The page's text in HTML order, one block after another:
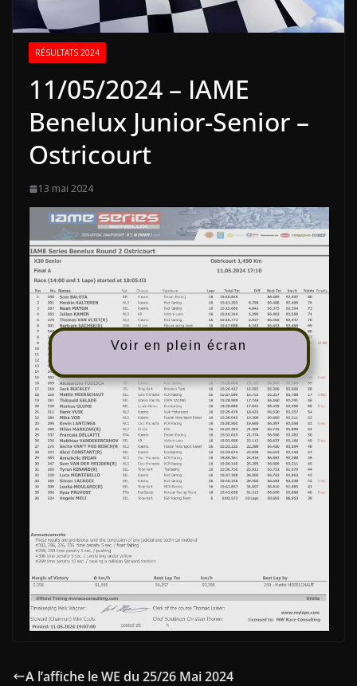
RÉSULTATS 2024
11/05/2024 – IAME
Benelux Junior-Senior –
Ostricourt
13 mai 2024
Voir en plein écran
A l’affiche le WE du 25/26 Mai 2024